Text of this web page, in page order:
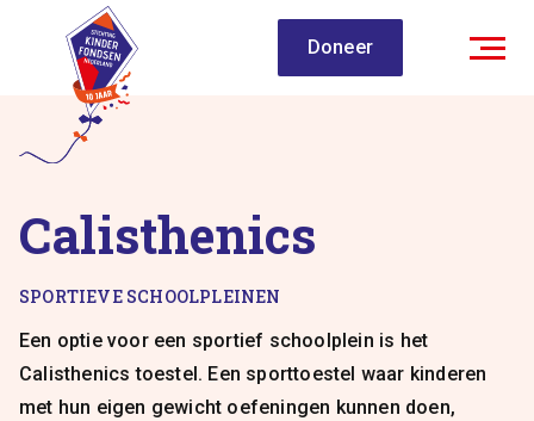
Doneer
Calisthenics
SPORTIEVE SCHOOLPLEINEN
Een optie voor een sportief schoolplein is het
Calisthenics toestel. Een sporttoestel waar kinderen
met hun eigen gewicht oefeningen kunnen doen,